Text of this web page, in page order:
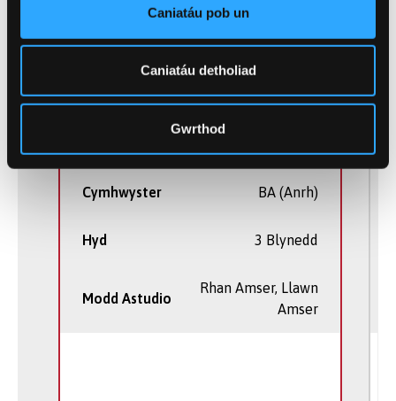
Caniatáu pob un
Caniatáu detholiad
Gwrthod
clywedol yn ogystal â sgiliau
Cymhwyster BA (Anrh)
Hyd 3 Blynedd
Modd Astudio
Rhan Amser, Llawn
Amser